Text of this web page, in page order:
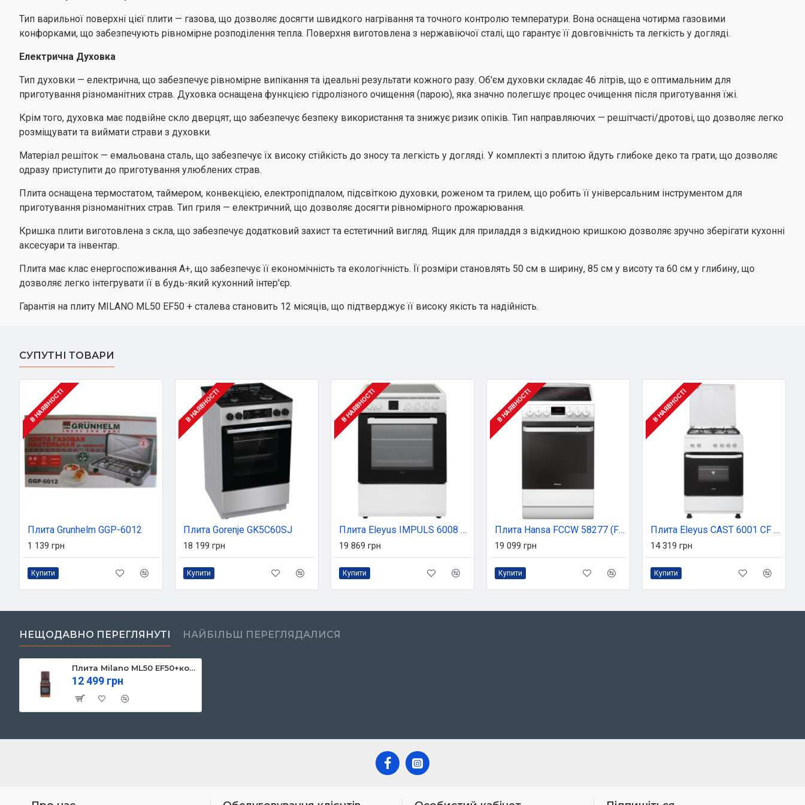
підтверджує її високу якість та надійність.
Тип варильної поверхні цієї плити — газова, що дозволяє досягти швидкого нагрівання та точного контролю температури. Вона оснащена чотирма газовими
конфорками, що забезпечують рівномірне розподілення тепла. Поверхня виготовлена з нержавіючої сталі, що гарантує її довговічність та легкість у догляді.
Електрична Духовка
Тип духовки — електрична, що забезпечує рівномірне випікання та ідеальні результати кожного разу. Об'єм духовки складає 46 літрів, що є оптимальним для
приготування різноманітних страв. Духовка оснащена функцією гідролізного очищення (парою), яка значно полегшує процес очищення після приготування їжі.
Крім того, духовка має подвійне скло дверцят, що забезпечує безпеку використання та знижує ризик опіків. Тип направляючих — решітчасті/дротові, що дозволяє легко
розміщувати та виймати страви з духовки.
Матеріал решіток — емальована сталь, що забезпечує їх високу стійкість до зносу та легкість у догляді. У комплекті з плитою йдуть глибоке деко та грати, що дозволяє
одразу приступити до приготування улюблених страв.
Плита оснащена термостатом, таймером, конвекцією, електропідпалом, підсвіткою духовки, роженом та грилем, що робить її універсальним інструментом для
приготування різноманітних страв. Тип гриля — електричний, що дозволяє досягти рівномірного прожарювання.
Кришка плити виготовлена з скла, що забезпечує додатковий захист та естетичний вигляд. Ящик для приладдя з відкидною кришкою дозволяє зручно зберігати кухонні
аксесуари та інвентар.
Плита має клас енергоспоживання A+, що забезпечує її економічність та екологічність. Її розміри становлять 50 см в ширину, 85 см у висоту та 60 см у глибину, що
дозволяє легко інтегрувати її в будь-який кухонний інтер'єр.
Гарантія на плиту MILANO ML50 EF50 + сталева становить 12 місяців, що підтверджує її високу якість та надійність.
СУПУТНІ ТОВАРИ
В НАЯВНОСТІ
Плита Grunhelm GGP-6012
1 139 грн
Купити
В НАЯВНОСТІ
Плита Gorenje GK5C60SJ
18 199 грн
Купити
В НАЯВНОСТІ
Плита Eleyus IMPULS 6008 V WH
19 869 грн
Купити
В НАЯВНОСТІ
Плита Hansa FCCW 58277 (FCCW58277)
19 099 грн
Купити
В НАЯВНОСТІ
Плита Eleyus CAST 6001 CF WH
14 319 грн
Купити
НЕЩОДАВНО ПЕРЕГЛЯНУТІ НАЙБІЛЬШ ПЕРЕГЛЯДАЛИСЯ
Плита Milano ML50 EF50+коричнева
12 499 грн